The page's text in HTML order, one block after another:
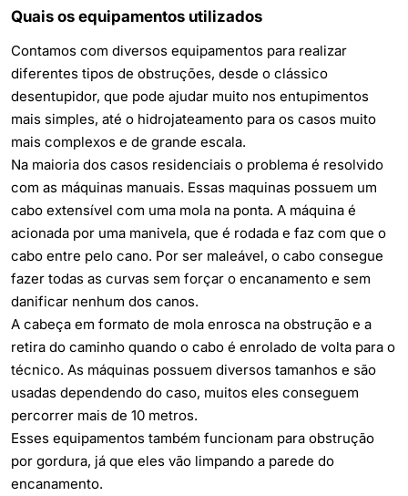
Quais os equipamentos utilizados
Contamos com diversos equipamentos para realizar
diferentes tipos de obstruções, desde o clássico
desentupidor, que pode ajudar muito nos entupimentos
mais simples, até o hidrojateamento para os casos muito
mais complexos e de grande escala.
Na maioria dos casos residenciais o problema é resolvido
com as máquinas manuais. Essas maquinas possuem um
cabo extensível com uma mola na ponta. A máquina é
acionada por uma manivela, que é rodada e faz com que o
cabo entre pelo cano. Por ser maleável, o cabo consegue
fazer todas as curvas sem forçar o encanamento e sem
danificar nenhum dos canos.
A cabeça em formato de mola enrosca na obstrução e a
retira do caminho quando o cabo é enrolado de volta para o
técnico. As máquinas possuem diversos tamanhos e são
usadas dependendo do caso, muitos eles conseguem
percorrer mais de 10 metros.
Esses equipamentos também funcionam para obstrução
por gordura, já que eles vão limpando a parede do
encanamento.